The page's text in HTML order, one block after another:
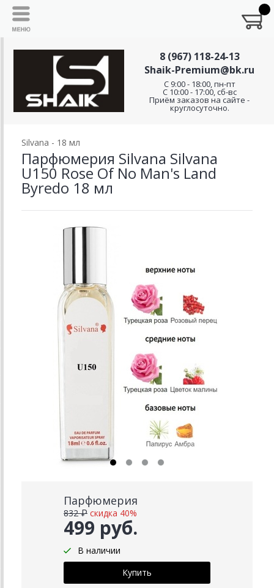
8 (967) 118-24-13
Shaik-Premium@bk.ru
C 9:00 - 18:00, пн-пт
С 10:00 - 17:00, сб-вс
Приём заказов на сайте -
круглосуточно.
Silvana - 18 мл
Парфюмерия Silvana Silvana
U150 Rose Of No Man's Land
Byredo 18 мл
Парфюмерия
499 руб.
832 ₽ скидка 40%
В наличии